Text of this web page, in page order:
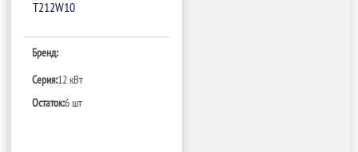
T212W10
Бренд:
Серия:12 кВт
Остаток:6 шт